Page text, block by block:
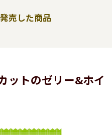
売した商品
ットのゼリー&ホイ